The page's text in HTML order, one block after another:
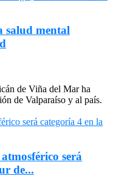
salud mental
de Viña del Mar ha
de Valparaíso y al país.
será
de...